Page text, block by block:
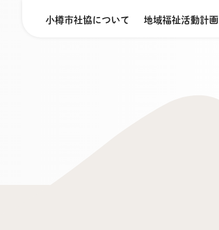
小樽市社協について 地域福祉活動計画